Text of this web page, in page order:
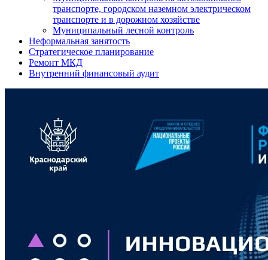
транспорте, городском наземном электрическом
транспорте и в дорожном хозяйстве
Муниципальный лесной контроль
Неформальная занятость
Стратегическое планирование
Ремонт МКД
Внутренний финансовый аудит